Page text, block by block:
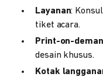
Layanan:
tiket acara.
Print-on-
desain khusus.
Kotak